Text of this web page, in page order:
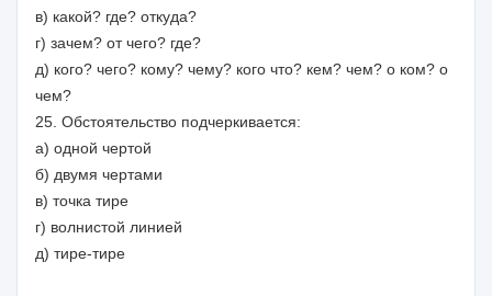
в) какой? где? откуда?
г) зачем? от чего? где?
д) кого? чего? кому? чему? кого что? кем? чем? о ком? о
чем?
25. Обстоятельство подчеркивается:
а) одной чертой
б) двумя чертами
в) точка тире
г) волнистой линией
д) тире-тире